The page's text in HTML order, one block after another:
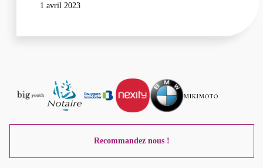
1 avril 2023
Recommandez nous !